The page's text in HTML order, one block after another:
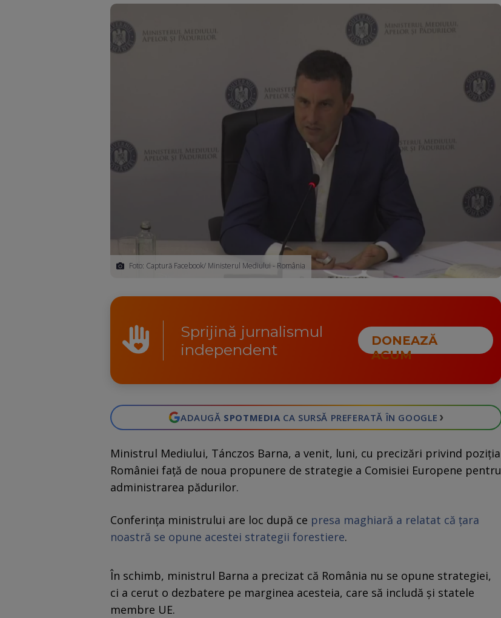
Foto: Captură Facebook/ Ministerul Mediului - România
Sprijină jurnalismul
independent
DONEAZĂ
ACUM
ADAUGĂ SPOTMEDIA CA SURSĂ PREFERATĂ ÎN GOOGLE ›
Ministrul Mediului, Tánczos Barna, a venit, luni, cu precizări privind poziția
României față de noua propunere de strategie a Comisiei Europene pentru
administrarea pădurilor.
Conferința ministrului are loc după ce presa maghiară a relatat că țara
noastră se opune acestei strategii forestiere.
În schimb, ministrul Barna a precizat că România nu se opune strategiei,
ci a cerut o dezbatere pe marginea acesteia, care să includă și statele
membre UE.